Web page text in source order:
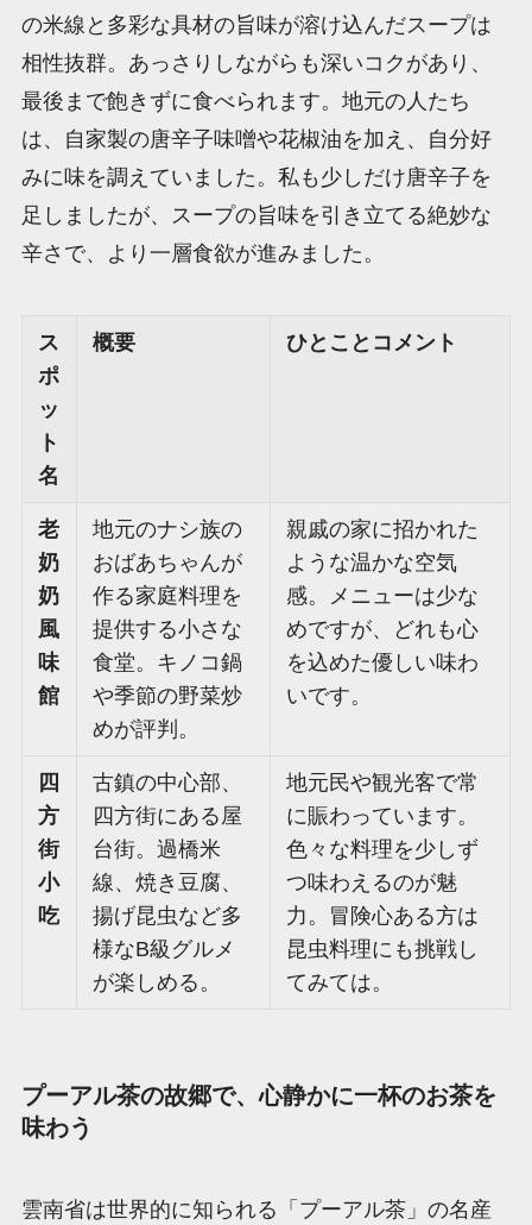
の米線と多彩な具材の旨味が溶け込んだスープは
相性抜群。あっさりしながらも深いコクがあり、
最後まで飽きずに食べられます。地元の人たち
は、自家製の唐辛子味噌や花椒油を加え、自分好
みに味を調えていました。私も少しだけ唐辛子を
足しましたが、スープの旨味を引き立てる絶妙な
辛さで、より一層食欲が進みました。
ス
ポ
ッ
ト
名
概要 ひとことコメント
老
奶
奶
風
味
館
地元のナシ族の
おばあちゃんが
作る家庭料理を
提供する小さな
食堂。キノコ鍋
や季節の野菜炒
めが評判。
親戚の家に招かれた
ような温かな空気
感。メニューは少な
めですが、どれも心
を込めた優しい味わ
いです。
四
方
街
小
吃
古鎮の中心部、
四方街にある屋
台街。過橋米
線、焼き豆腐、
揚げ昆虫など多
様なB級グルメ
が楽しめる。
地元民や観光客で常
に賑わっています。
色々な料理を少しず
つ味わえるのが魅
力。冒険心ある方は
昆虫料理にも挑戦し
てみては。
プーアル茶の故郷で、心静かに一杯のお茶を
味わう
雲南省は世界的に知られる「プーアル茶」の名産